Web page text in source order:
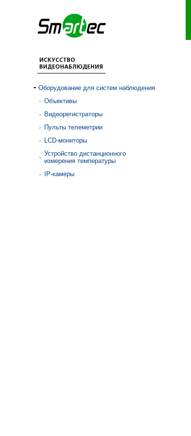
Оборудование для систем наблюдения
Объективы
Видеорегистраторы
Пульты телеметрии
LCD-мониторы
Устройство дистанционного
измерения температуры
IP-камеры